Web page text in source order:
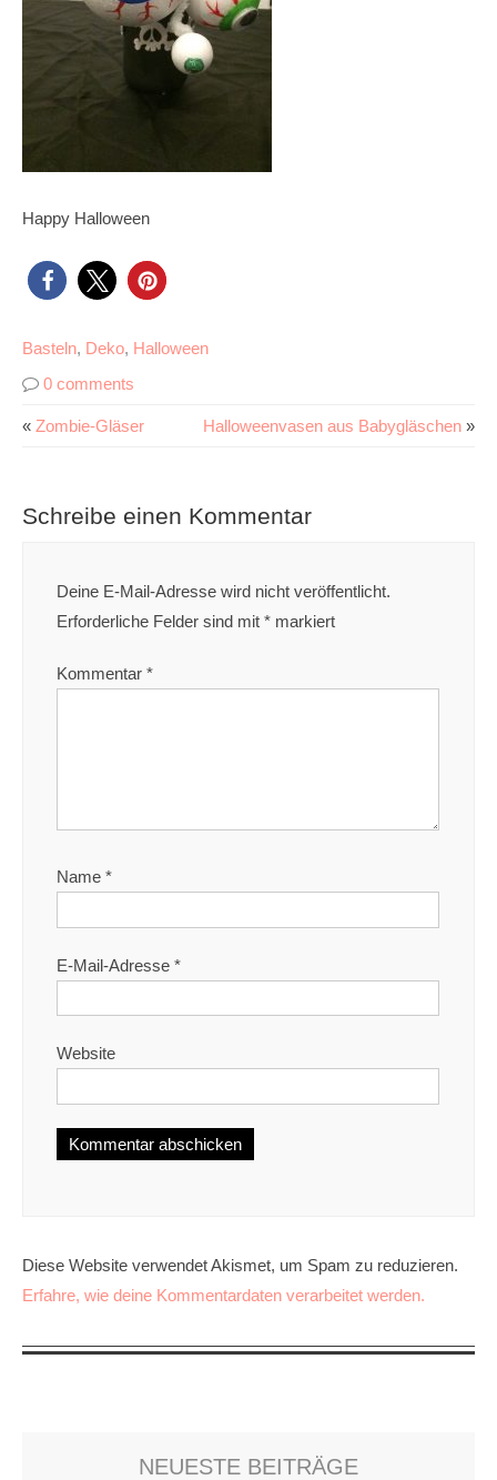
Happy Halloween
Basteln, Deko, Halloween
0 comments
« Zombie-Gläser Halloweenvasen aus Babygläschen »
Schreibe einen Kommentar
Deine E-Mail-Adresse wird nicht veröffentlicht.
Erforderliche Felder sind mit * markiert
Kommentar *
Name *
E-Mail-Adresse *
Website
Diese Website verwendet Akismet, um Spam zu reduzieren.
Erfahre, wie deine Kommentardaten verarbeitet werden.
NEUESTE BEITRÄGE